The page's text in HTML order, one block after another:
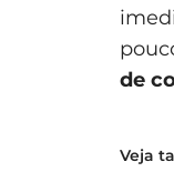
de
Veja